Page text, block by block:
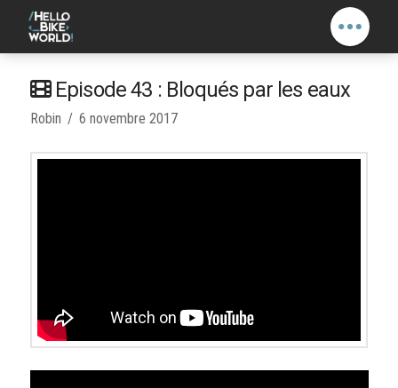
Episode 43 : Bloqués par les eaux
Robin 6 novembre 2017